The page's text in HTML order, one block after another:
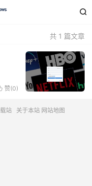

共 1 篇文章
赞(0)
站 关于本站 网站地图